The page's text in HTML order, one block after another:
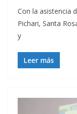
Con la asistencia
Pichari, Santa
y
Leer más